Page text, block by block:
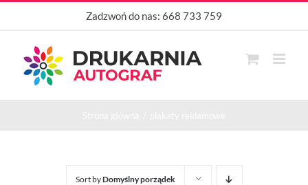
Przejdź
Zadzwoń do nas: 668 733 759
Sort byDomyślny porządek